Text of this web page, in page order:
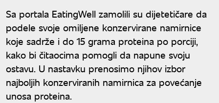
Sa portala EatingWell zamolili su dijetetičare da
podele svoje omiljene konzervirane namirnice
koje sadrže i do 15 grama proteina po porciji,
kako bi čitaocima pomogli da napune svoju
ostavu. U nastavku prenosimo njihov izbor
najboljih konzerviranih namirnica za povećanje
unosa proteina.